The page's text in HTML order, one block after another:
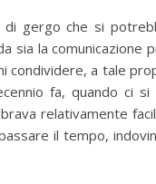
gergo che si
la comunicazione
a tale
fa, quando ci
relativamente
il tempo,